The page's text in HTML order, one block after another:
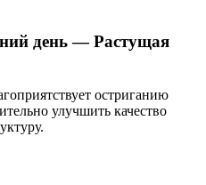
день — Растущая
остриганию
улучшить качество